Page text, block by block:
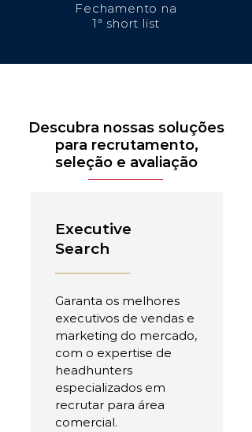
Fechamento na
1ª short list
Descubra nossas soluções
para recrutamento,
seleção e avaliação
Executive
Search
Garanta os melhores
executivos de vendas e
marketing do mercado,
com o expertise de
headhunters
especializados em
recrutar para área
comercial.